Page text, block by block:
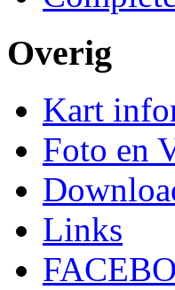
Overig
Kart
Foto en
Links